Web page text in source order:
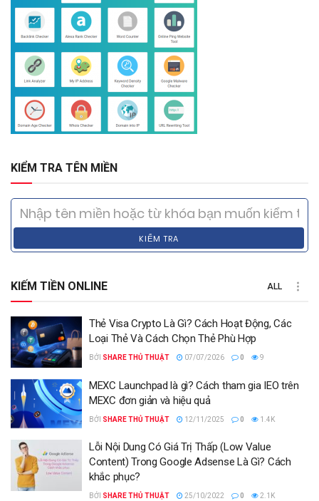
KIỂM TRA TÊN MIỀN
KIỂM TRA
KIẾM TIỀN ONLINE ALL
Thẻ Visa Crypto Là Gì? Cách Hoạt Động, Các
Loại Thẻ Và Cách Chọn Thẻ Phù Hợp
BỞI SHARE THỦ THUẬT 07/07/2026 0 9
MEXC Launchpad là gì? Cách tham gia IEO trên
MEXC đơn giản và hiệu quả
BỞI SHARE THỦ THUẬT 12/11/2025 0 1.4K
Lỗi Nội Dung Có Giá Trị Thấp (Low Value
Content) Trong Google Adsense Là Gì? Cách
khắc phục?
BỞI SHARE THỦ THUẬT 25/10/2022 0 2.1K